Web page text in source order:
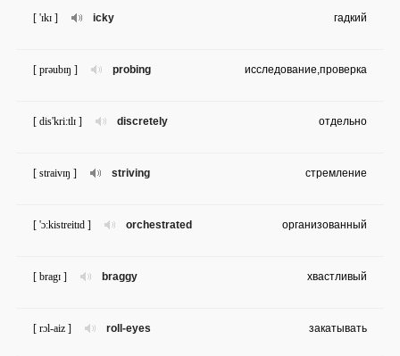
icky
[ 'ɪkɪ ] гадкий
probing
[ prəubɪŋ ] исследование,проверка
discretely
[ dis'kri:tlɪ ] отдельно
striving
[ straivɪŋ ] стремление
orchestrated
[ 'ɔ:kistreitɪd ] организованный
braggy
[ bragɪ ] хвастливый
roll-eyes
[ rɔl-aiz ] закатывать